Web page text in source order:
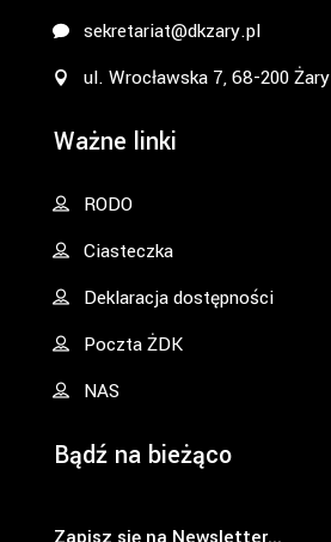
sekretariat@dkzary.pl
ul. Wrocławska 7, 68-200 Żary
Ważne linki
RODO
Ciasteczka
Deklaracja dostępności
Poczta ŻDK
NAS
Bądź na bieżąco